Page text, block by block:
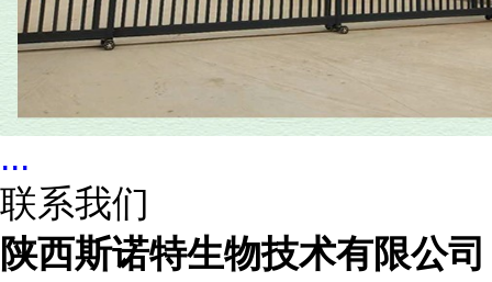
...
联系我们
陕西斯诺特生物技术有限公司